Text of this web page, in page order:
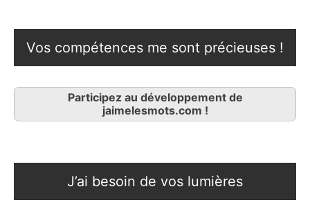
Vos compétences me sont précieuses !
Participez au développement de
jaimelesmots.com !
J’ai besoin de vos lumières